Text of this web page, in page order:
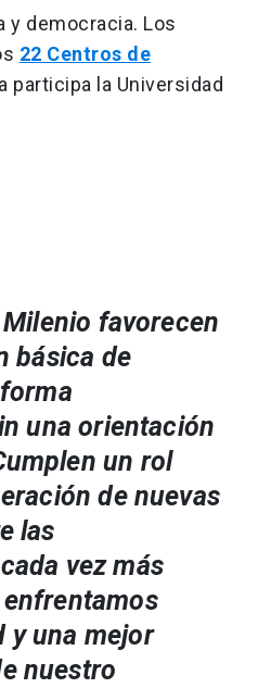
y democracia. Los
22 Centros de
participa la Universidad
favorecen
básica de
una orientación
un rol
de nuevas
las
vez más
y una mejor
nuestro